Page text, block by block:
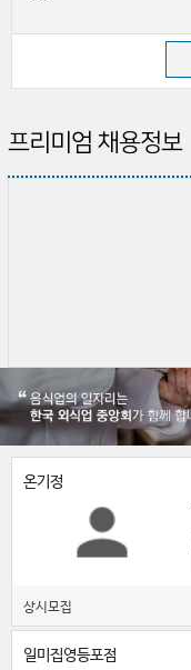
프리미엄 채용정보
온기정
상시모집
일미집영등포점